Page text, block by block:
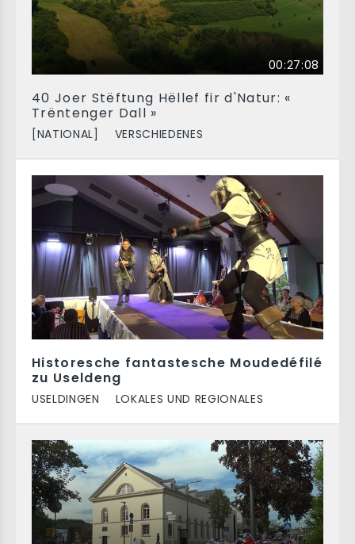
00:27:08
40 Joer Stëftung Hëllef fir d'Natur: «
Trëntenger Dall »
[NATIONAL] VERSCHIEDENES
Historesche fantastesche Moudedéfilé
zu Useldeng
USELDINGEN LOKALES UND REGIONALES